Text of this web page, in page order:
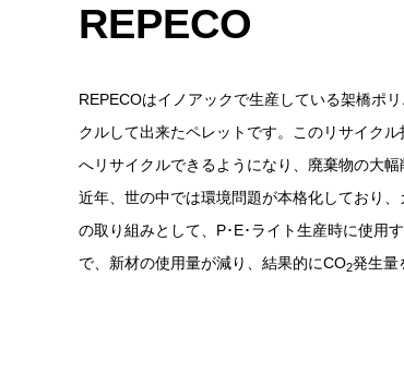
REPECO
REPECOはイノアックで生産している架橋ポ
クルして出来たペレットです。このリサイク
へリサイクルできるようになり、廃棄物の大幅
近年、世の中では環境問題が本格化しており
の取り組みとして、P･E･ライト生産時に使用
で、新材の使用量が減り、結果的にCO2発生量